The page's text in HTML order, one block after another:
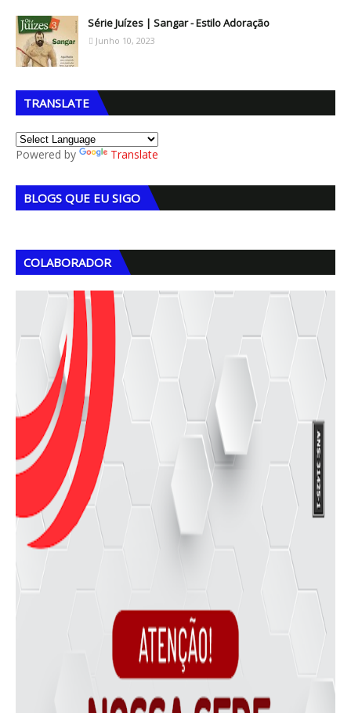
Série Juízes | Sangar - Estilo Adoração
Junho 10, 2023
TRANSLATE
Powered by Translate
BLOGS QUE EU SIGO
COLABORADOR